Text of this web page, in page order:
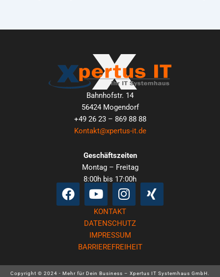
Bahnhofstr. 14
56424 Mogendorf
+49 26 23 – 869 88 88
Kontakt@xpertus-it.de
Geschäftszeiten
Montag – Freitag
8:00h bis 17:00h
Facebook
YoutubeInstagram
Xing
KONTAKT
DATENSCHUTZ
IMPRESSUM
BARRIEREFREIHEIT
Copyright © 2024 - Mehr für Dein Business – Xpertus IT Systemhaus GmbH.